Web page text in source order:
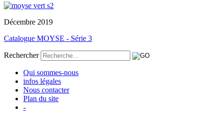
Décembre 2019
Catalogue MOYSE - Série 3
Rechercher
Qui sommes-nous
infos légales
Nous contacter
Plan du site
-